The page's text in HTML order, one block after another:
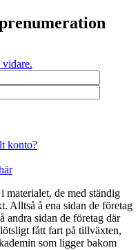
konto?
de med ständig
Alltså å ena sidan de företag
andra sidan de företag där
fått fart på tillväxten,
som ligger bakom